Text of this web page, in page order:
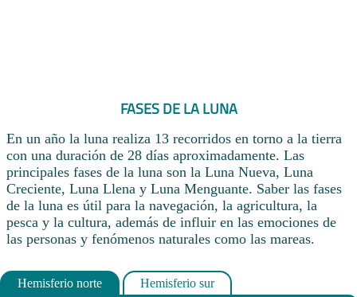
FASES DE LA LUNA
En un año la luna realiza 13 recorridos en torno a la tierra
con una duración de 28 días aproximadamente. Las
principales fases de la luna son la Luna Nueva, Luna
Creciente, Luna Llena y Luna Menguante. Saber las fases
de la luna es útil para la navegación, la agricultura, la
pesca y la cultura, además de influir en las emociones de
las personas y fenómenos naturales como las mareas.